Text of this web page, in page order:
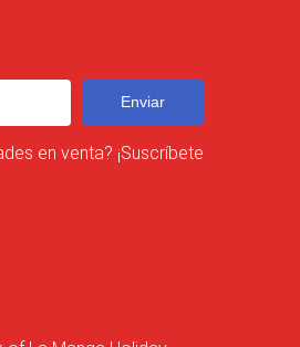
Enviar
en venta? ¡Suscríbete